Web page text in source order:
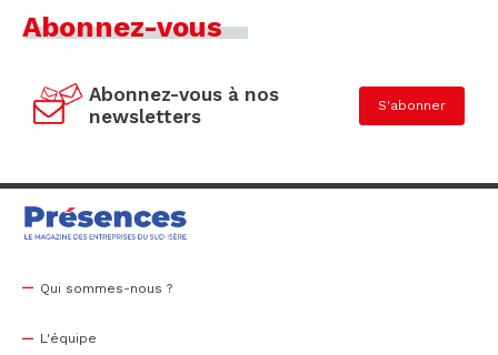
Abonnez-vous
Abonnez-vous à nos
newsletters
S'abonner
Qui sommes-nous ?
L'équipe